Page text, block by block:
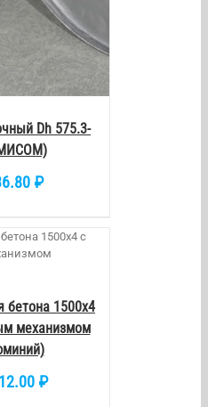
Dh 575.3-
₽
бетона 1500х4
механизмом
₽